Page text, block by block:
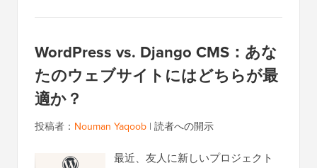
WordPress vs. Django CMS：あな
たのウェブサイトにはどちらが最
適か？
投稿者： Nouman Yaqoob | 読者への開示
最近、友人に新しいプロジェクト